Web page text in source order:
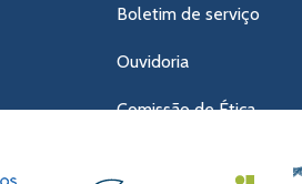
Boletim de serviço
Ouvidoria
Comissão de Ética